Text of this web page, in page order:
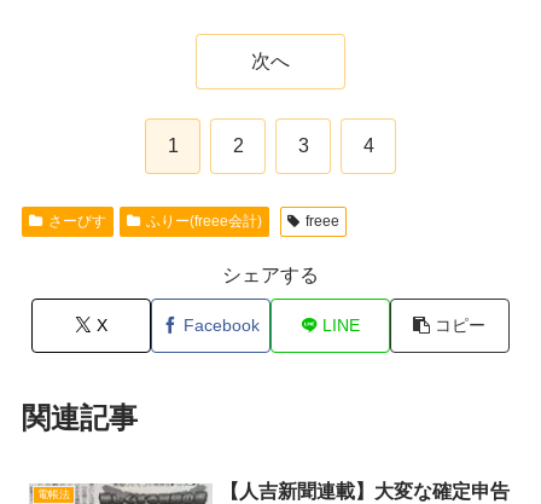
次へ
1 2 3 4
さーびす ふりー(freee会計) freee
シェアする
X Facebook LINE コピー
関連記事
電帳法
【人吉新聞連載】大変な確定申告